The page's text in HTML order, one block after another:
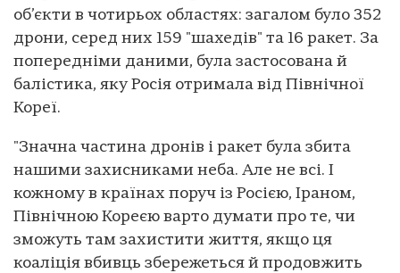
об’єкти в чотирьох областях: загалом було 352
дрони, серед них 159 "шахедів" та 16 ракет. За
попередніми даними, була застосована й
балістика, яку Росія отримала від Північної
Кореї.
"Значна частина дронів і ракет була збита
нашими захисниками неба. Але не всі. І
кожному в країнах поруч із Росією, Іраном,
Північною Кореєю варто думати про те, чи
зможуть там захистити життя, якщо ця
коаліція вбивць збережеться й продовжить